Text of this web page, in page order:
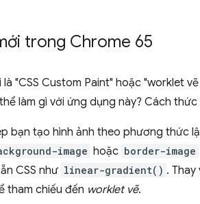
trong Chrome 65
là "CSS Custom Paint" hoặc "worklet
làm gì với ứng dụng này? Cách
bạn tạo hình ảnh theo phương thức
image hoặc border-image
CSS như linear-gradient() .
tham chiếu đến worklet vẽ.